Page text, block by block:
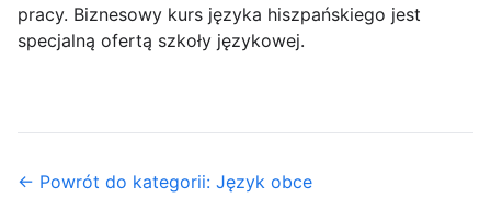
pracy. Biznesowy kurs języka hiszpańskiego jest
specjalną ofertą szkoły językowej.
← Powrót do kategorii: Język obce